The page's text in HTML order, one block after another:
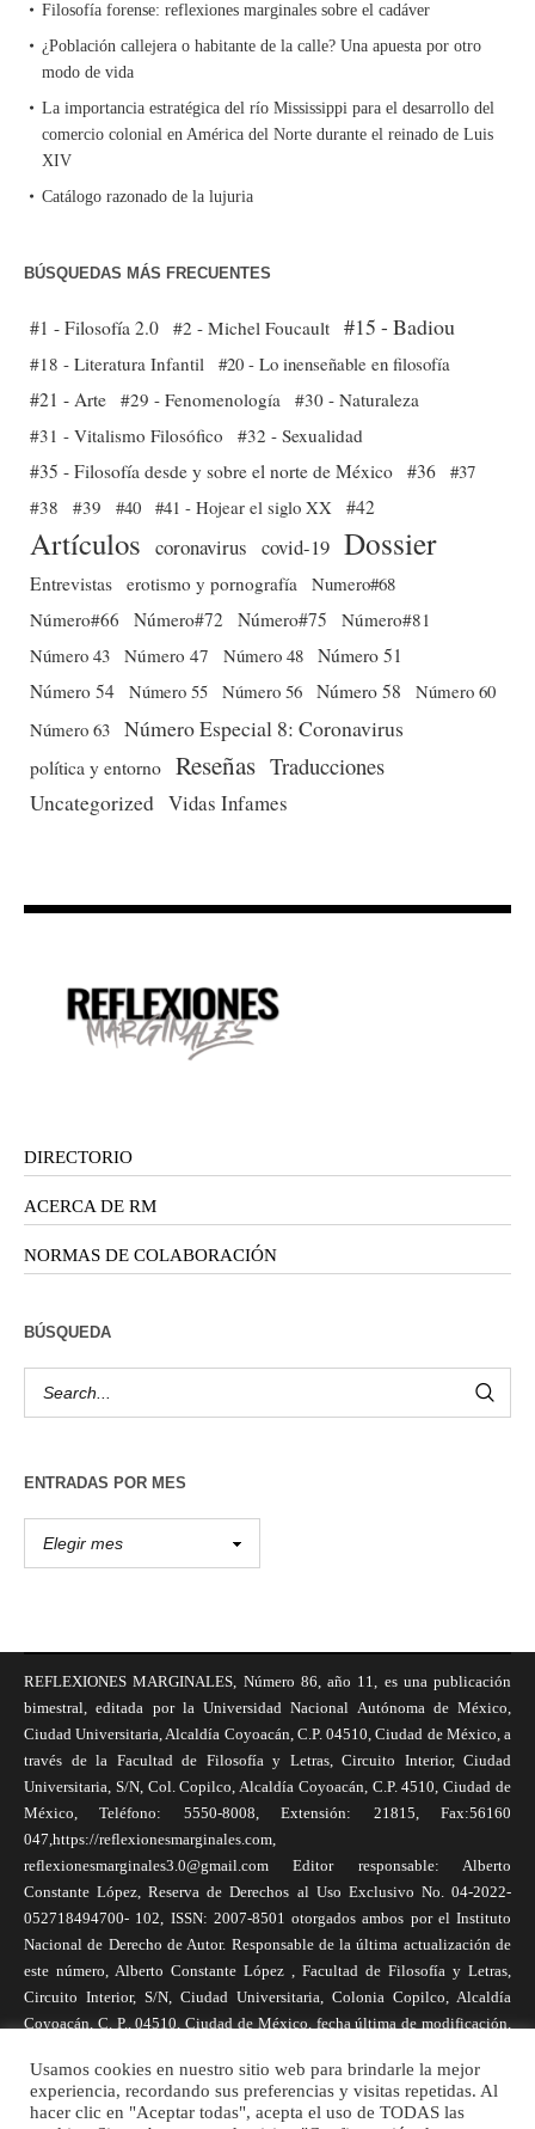
Filosofía forense: reflexiones marginales sobre el cadáver
¿Población callejera o habitante de la calle? Una apuesta por otro
modo de vida
La importancia estratégica del río Mississippi para el desarrollo del
comercio colonial en América del Norte durante el reinado de Luis
XIV
Catálogo razonado de la lujuria
BÚSQUEDAS MÁS FRECUENTES
#1 - Filosofía 2.0 #2 - Michel Foucault #15 - Badiou
#18 - Literatura Infantil #20 - Lo inenseñable en filosofía
#21 - Arte #29 - Fenomenología
#30 - Naturaleza
#31 - Vitalismo Filosófico
#32 - Sexualidad
#35 - Filosofía desde y sobre el norte de México #36 #37
#38
#39 #40 #41 - Hojear el siglo XX #42
Artículos coronavirus covid-19 Dossier
Entrevistas erotismo y pornografía
Numero#68
Número#66
Número#72 Número#75
Número#81
Número 43 Número 47 Número 48 Número 51
Número 54 Número 55 Número 56 Número 58
Número 60
Número 63 Número Especial 8: Coronavirus
política y entorno Reseñas Traducciones
Uncategorized Vidas Infames
DIRECTORIO
ACERCA DE RM
NORMAS DE COLABORACIÓN
BÚSQUEDA
ENTRADAS POR MES
REFLEXIONES MARGINALES, Número 86, año 11, es una publicación
bimestral, editada por la Universidad Nacional Autónoma de México,
Ciudad Universitaria, Alcaldía Coyoacán, C.P. 04510, Ciudad de México, a
través de la Facultad de Filosofía y Letras, Circuito Interior, Ciudad
Universitaria, S/N, Col. Copilco, Alcaldía Coyoacán, C.P. 4510, Ciudad de
México, Teléfono: 5550-8008, Extensión: 21815, Fax:56160
047,https://reflexionesmarginales.com,
reflexionesmarginales3.0@gmail.com Editor responsable: Alberto
Constante López, Reserva de Derechos al Uso Exclusivo No. 04-2022-
052718494700- 102, ISSN: 2007-8501 otorgados ambos por el Instituto
Nacional de Derecho de Autor. Responsable de la última actualización de
este número, Alberto Constante López , Facultad de Filosofía y Letras,
Circuito Interior, S/N, Ciudad Universitaria, Colonia Copilco, Alcaldía
Coyoacán, C. P., 04510, Ciudad de México, fecha última de modificación,
necesariamente reflejan la postura de la revista, ni de Universidad Nacional
Autónoma de México. Los autores son responsables de los contenidos de
Usamos cookies en nuestro sitio web para brindarle la mejor
experiencia, recordando sus preferencias y visitas repetidas. Al
hacer clic en "Aceptar todas", acepta el uso de TODAS las